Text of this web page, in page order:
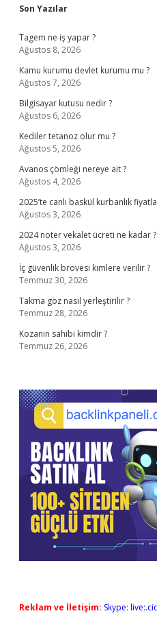
Sidebar
Son Yazılar
Tagem ne iş yapar ?
Ağustos 8, 2026
Kamu kurumu devlet kurumu mu ?
Ağustos 7, 2026
Bilgisayar kutusu nedir ?
Ağustos 6, 2026
Kediler tetanoz olur mu ?
Ağustos 5, 2026
Avanos çömleği nereye ait ?
Ağustos 4, 2026
2025’te canlı baskül kurbanlık
Ağustos 3, 2026
2024 noter vekalet ücreti ne kadar ?
Ağustos 3, 2026
İç güvenlik brovesi kimlere verilir ?
Temmuz 30, 2026
Takma göz nasıl yerleştirilir ?
Temmuz 28, 2026
Kozanın sahibi kimdir ?
Temmuz 26, 2026
Reklam ve İletişim: Skype: